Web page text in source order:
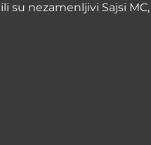
su nezamenljivi Sajsi MC,